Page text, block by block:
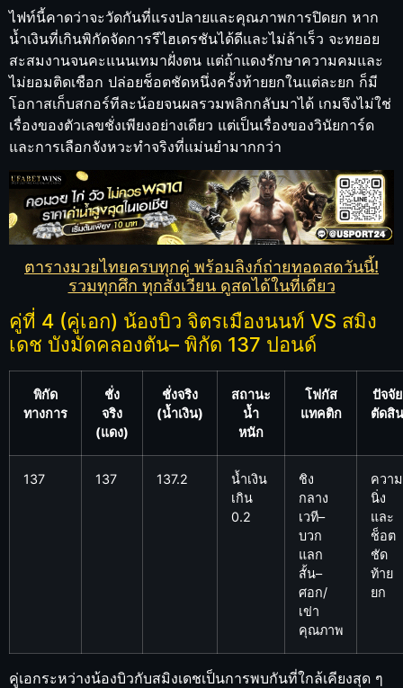
ไฟท์นี้คาดว่าจะวัดกันที่แรงปลายและคุณภาพการปิดยก หาก
น้ำเงินที่เกินพิกัดจัดการรีไฮเดรชันได้ดีและไม่ล้าเร็ว จะทยอย
สะสมงานจนคะแนนเทมาฝั่งตน แต่ถ้าแดงรักษาความคมและ
ไม่ยอมติดเชือก ปล่อยช็อตชัดหนึ่งครั้งท้ายยกในแต่ละยก ก็มี
โอกาสเก็บสกอร์ทีละน้อยจนผลรวมพลิกกลับมาได้ เกมจึงไม่ใช่
เรื่องของตัวเลขชั่งเพียงอย่างเดียว แต่เป็นเรื่องของวินัยการ์ด
และการเลือกจังหวะทำจริงที่แม่นยำมากกว่า
ตารางมวยไทยครบทุกคู่ พร้อมลิงก์ถ่ายทอดสดวันนี้!
รวมทุกศึก ทุกสังเวียน ดูสดได้ในที่เดียว
คู่ที่ 4 (คู่เอก) น้องบิว จิตรเมืองนนท์ VS สมิง
เดช บังมัดคลองตัน– พิกัด 137 ปอนด์
พิกัด
ทางการ
ชั่ง
จริง
(แดง)
ชั่งจริง
(น้ำเงิน)
สถานะ
น้ำ
หนัก
โฟกัส
แทคติก
ปัจจัย
ตัดสิน
137 137 137.2
น้ำเงิน
เกิน
0.2
ชิง
กลาง
เวที–
บวก
แลก
สั้น–
ศอก/
เข่า
คุณภาพ
ความ
นิ่ง
และ
ช็อต
ชัด
ท้าย
ยก
คู่เอกระหว่างน้องบิวกับสมิงเดชเป็นการพบกันที่ใกล้เคียงสุด ๆ